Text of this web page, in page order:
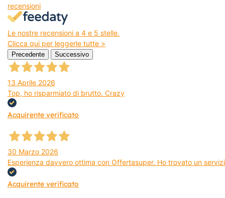
recensioni
Le nostre recensioni a 4 e 5 stelle.
Clicca qui per leggerle tutte >
Precedente Successivo
13 Aprile 2026
Top, ho risparmiato di brutto. Crazy
Acquirente verificato
30 Marzo 2026
Esperienza davvero ottima con Offertasuper. Ho trovato un
Acquirente verificato